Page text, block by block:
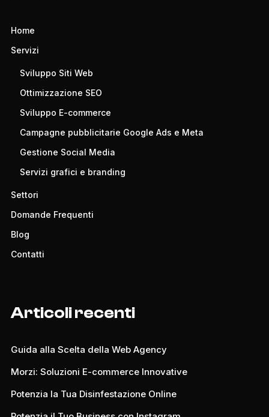
Home
Servizi
Sviluppo Siti Web
Ottimizzazione SEO
Sviluppo E-commerce
Campagne pubblicitarie Google Ads e Meta
Gestione Social Media
Servizi grafici e branding
Settori
Domande Frequenti
Blog
Contatti
Articoli recenti
Guida alla Scelta della Web Agency
Morzi: Soluzioni E-commerce Innovative
Potenzia la Tua Disinfestazione Online